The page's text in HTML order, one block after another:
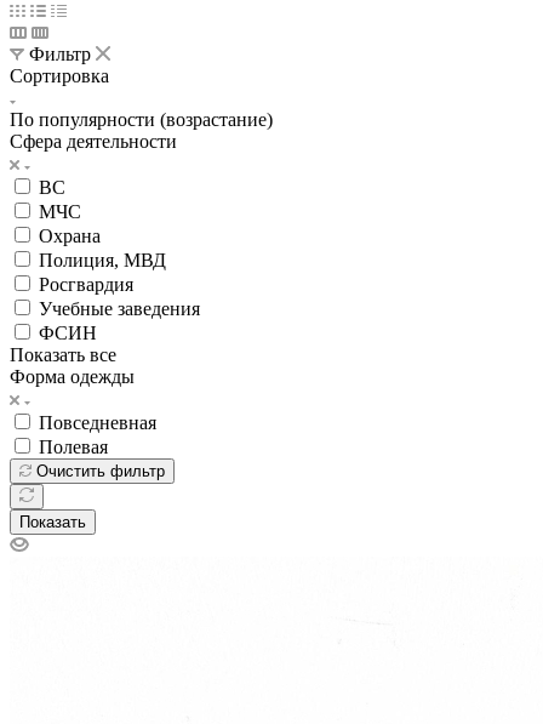
Фильтр
Сортировка
По популярности (возрастание)
Сфера деятельности
ВС
МЧС
Охрана
Полиция, МВД
Росгвардия
Учебные заведения
ФСИН
Показать все
Форма одежды
Повседневная
Полевая
Очистить фильтр
Показать